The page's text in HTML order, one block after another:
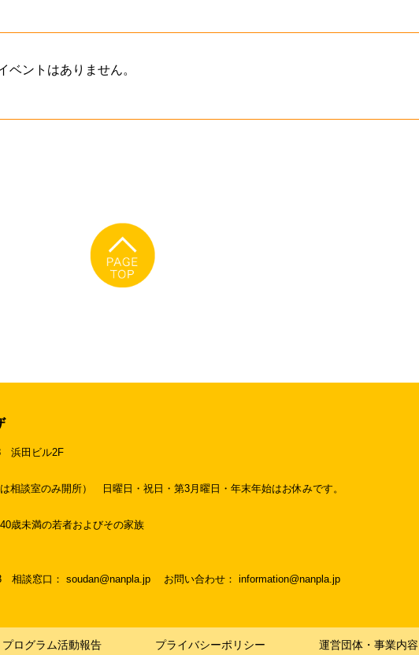
ベントはありません。
浜田ビル2F
相談室のみ開所）
日曜日・祝日・第3月曜日・年末年始はお休みです。
歳未満の若者およびその家族
相談窓口： soudan@nanpla.jp お問い合わせ： information@nanpla.jp
プログラム活動報告 プライバシーポリシー 運営団体・事業内容